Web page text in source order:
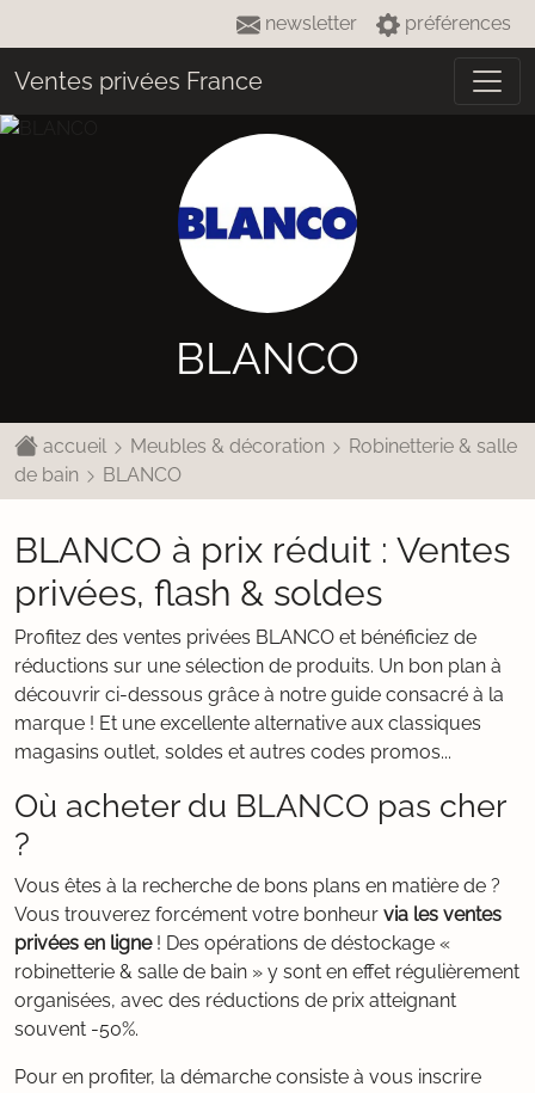
newsletter préférences
Ventes privées France
BLANCO
accueil Meubles & décoration
Robinetterie & salle
de bain
BLANCO
BLANCO à prix réduit : Ventes
privées, flash & soldes
Profitez des ventes privées BLANCO et bénéficiez de
réductions sur une sélection de produits. Un bon plan à
découvrir ci-dessous grâce à notre guide consacré à la
marque ! Et une excellente alternative aux classiques
magasins outlet, soldes et autres codes promos...
Où acheter du BLANCO pas cher
?
Vous êtes à la recherche de bons plans en matière de ?
Vous trouverez forcément votre bonheur via les ventes
privées en ligne! Des opérations de déstockage «
robinetterie & salle de bain » y sont en effet régulièrement
organisées, avec des réductions de prix atteignant
souvent -50%.
Pour en profiter, la démarche consiste à vous inscrire